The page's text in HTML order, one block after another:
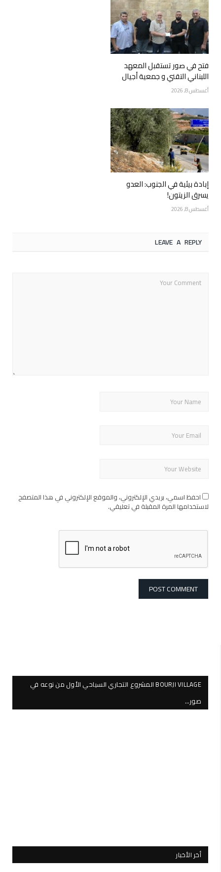
فتح في صور تستقبل المعهد
اللبناني التقني و جمعية أجيال
أغسطس 8, 2026
إبادة بيئية في الجنوب: العدو
يسرق الزيتون!
أغسطس 8, 2026
LEAVE A REPLY
احفظ اسمي، بريدي الإلكتروني، والموقع الإلكتروني في هذا المتصفح
لاستخدامها المرة المقبلة في تعليقي.
BOURJI VILLAGE المشروع التجاري السياحي الأول من نوعه في
صور…
أخر الأخبار